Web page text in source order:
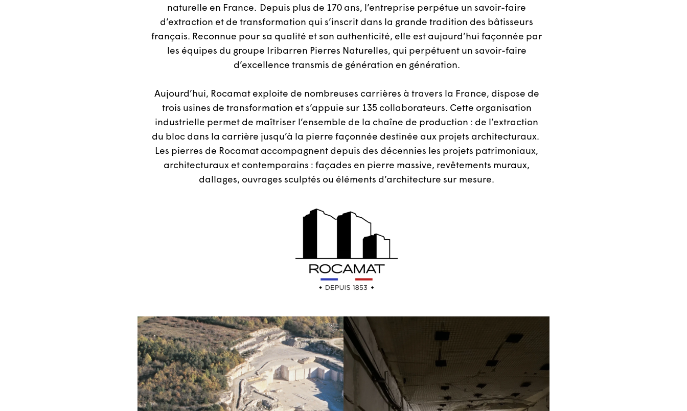
naturelle en France. Depuis plus de 170 ans, l’entreprise perpétue un savoir-faire
d’extraction et de transformation qui s’inscrit dans la grande tradition des bâtisseurs
français. Reconnue pour sa qualité et son authenticité, elle est aujourd’hui façonnée par
les équipes du groupe Iribarren Pierres Naturelles, qui perpétuent un savoir-faire
d’excellence transmis de génération en génération.
Aujourd’hui, Rocamat exploite de nombreuses carrières à travers la France, dispose de
trois usines de transformation et s’appuie sur 135 collaborateurs. Cette organisation
industrielle permet de maîtriser l’ensemble de la chaîne de production : de l’extraction
du bloc dans la carrière jusqu’à la pierre façonnée destinée aux projets architecturaux.
Les pierres de Rocamat accompagnent depuis des décennies les projets patrimoniaux,
architecturaux et contemporains : façades en pierre massive, revêtements muraux,
dallages, ouvrages sculptés ou éléments d’architecture sur mesure.